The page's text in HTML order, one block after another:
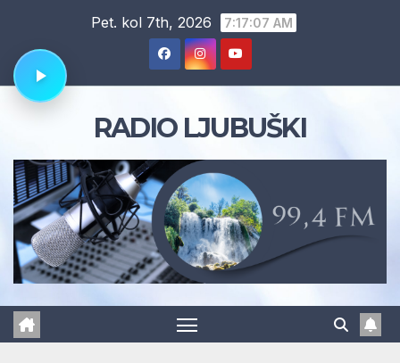
content
Pet. kol 7th, 2026 7:17:08 AM
RADIO LJUBUŠKI